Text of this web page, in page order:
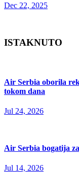
Dec 22, 2025
ISTAKNUTO
Air Serbia oborila
tokom dana
Jul 24, 2026
Air Serbia bogatija
Jul 14, 2026